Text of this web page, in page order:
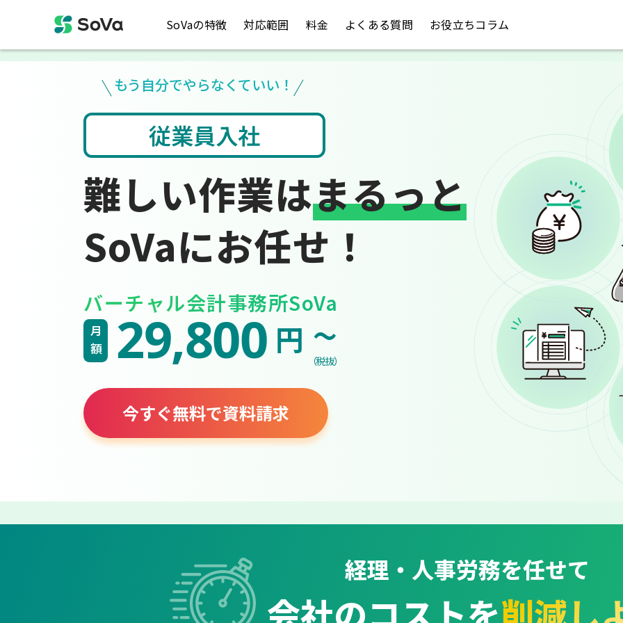
SoVaの特徴 対応範囲 料金 よくある質問 お役立ちコラム
もう自分でやらなくていい！
会計ソフト入力
難しい作業はまるっと
SoVaにお任せ！
バーチャル会計事務所SoVa
月額 29,800 円 ~
（税抜）
今すぐ無料で資料請求
経理・人事労務を任せて
会社のコストを削減し